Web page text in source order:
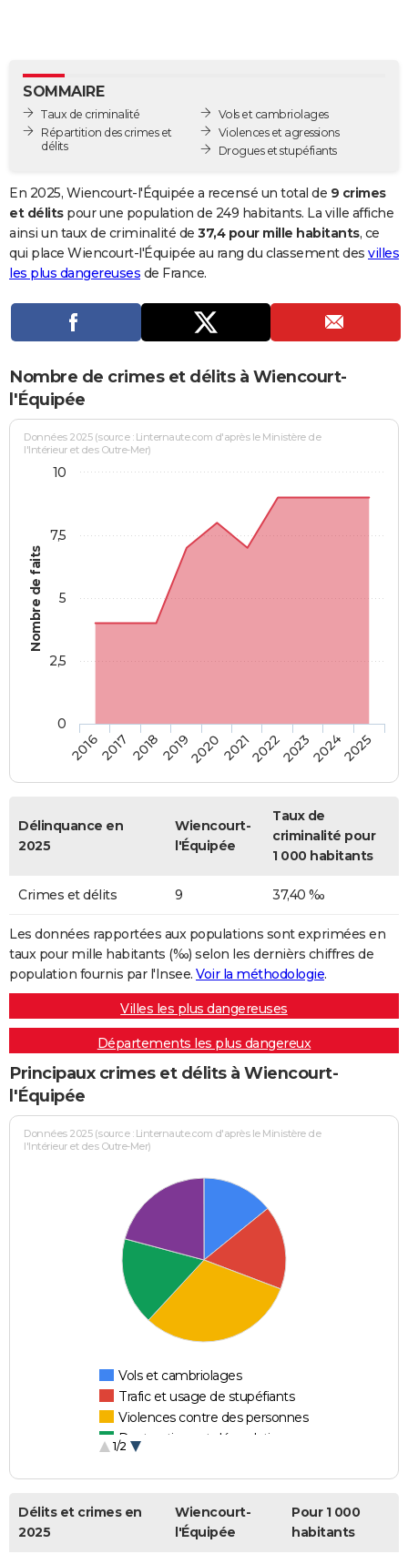
BONS PLANS
CARTE DE VOEUX
Dictionnaire
Biographies
Citations
Expressions
Proverbes
PROGRAMME TV
S'inscrire
Se connecter
Lycées
Collèges
Primaires
Universités
Entreprises
Service militaire
Avis de recherche
AVIS DE DÉCÈS
SOMMAIRE
Taux de criminalité
Répartition des crimes et
délits
Vols et cambriolages
Violences et agressions
Drogues et stupéfiants
En 2025, Wiencourt-l'Équipée a recensé un total de 9 crimes
et délitspour une population de 249 habitants. La ville affiche
ainsi un taux de criminalité de 37,4 pour mille habitants, ce
qui place Wiencourt-l'Équipée au rang du classement des villes
les plus dangereuses de France.
Nombre de crimes et délits à Wiencourt-
l'Équipée
Nombre de faits
Données 2025 (source : Linternaute.com d'après le Ministère de
l'Intérieur et des Outre-Mer)
20162017 20182019202020212022202320242025
0
2,5
5
7,5
10
Délinquance en
2025
Wiencourt-
l'Équipée
Taux de
criminalité pour
1 000 habitants
Crimes et délits 9 37,40 ‰
Les données rapportées aux populations sont exprimées en
taux pour mille habitants (‰) selon les dernièrs chiffres de
population fournis par l'Insee. Voir la méthodologie.
Villes les plus dangereuses
Départements les plus dangereux
Principaux crimes et délits à Wiencourt-
l'Équipée
Données 2025 (source : Linternaute.com d'après le Ministère de
l'Intérieur et des Outre-Mer)
Vols et cambriolages
Trafic et usage de stupéfiants
Violences contre des personnes
Destructions et dégradations
1/2
Délits et crimes en
2025
Wiencourt-
l'Équipée
Pour 1 000
habitants